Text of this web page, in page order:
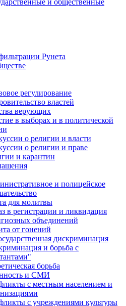
и общественные
Рунета
регулирование
властей
верующих
в выборах и в политической
о религии и власти
о религии и праве
и карантин
и полицейское
для молитвы
в регистрации и ликвидация
объединений
от гонений
дискриминация
и борьба с
борьба
и СМИ
с местным населением и
с учреждениями культуры